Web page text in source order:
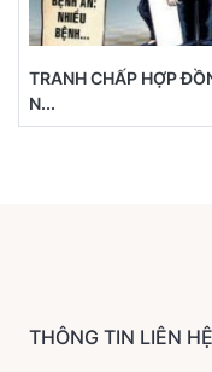
TRANH CHẤP HỢP
N...
THÔNG TIN LIÊN HỆ